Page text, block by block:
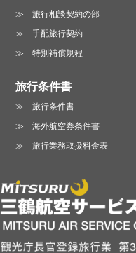
旅行相談契約の部
手配旅行契約
特別補償規程
旅行条件書
旅行条件書
海外航空券条件書
旅行業務取扱料金表